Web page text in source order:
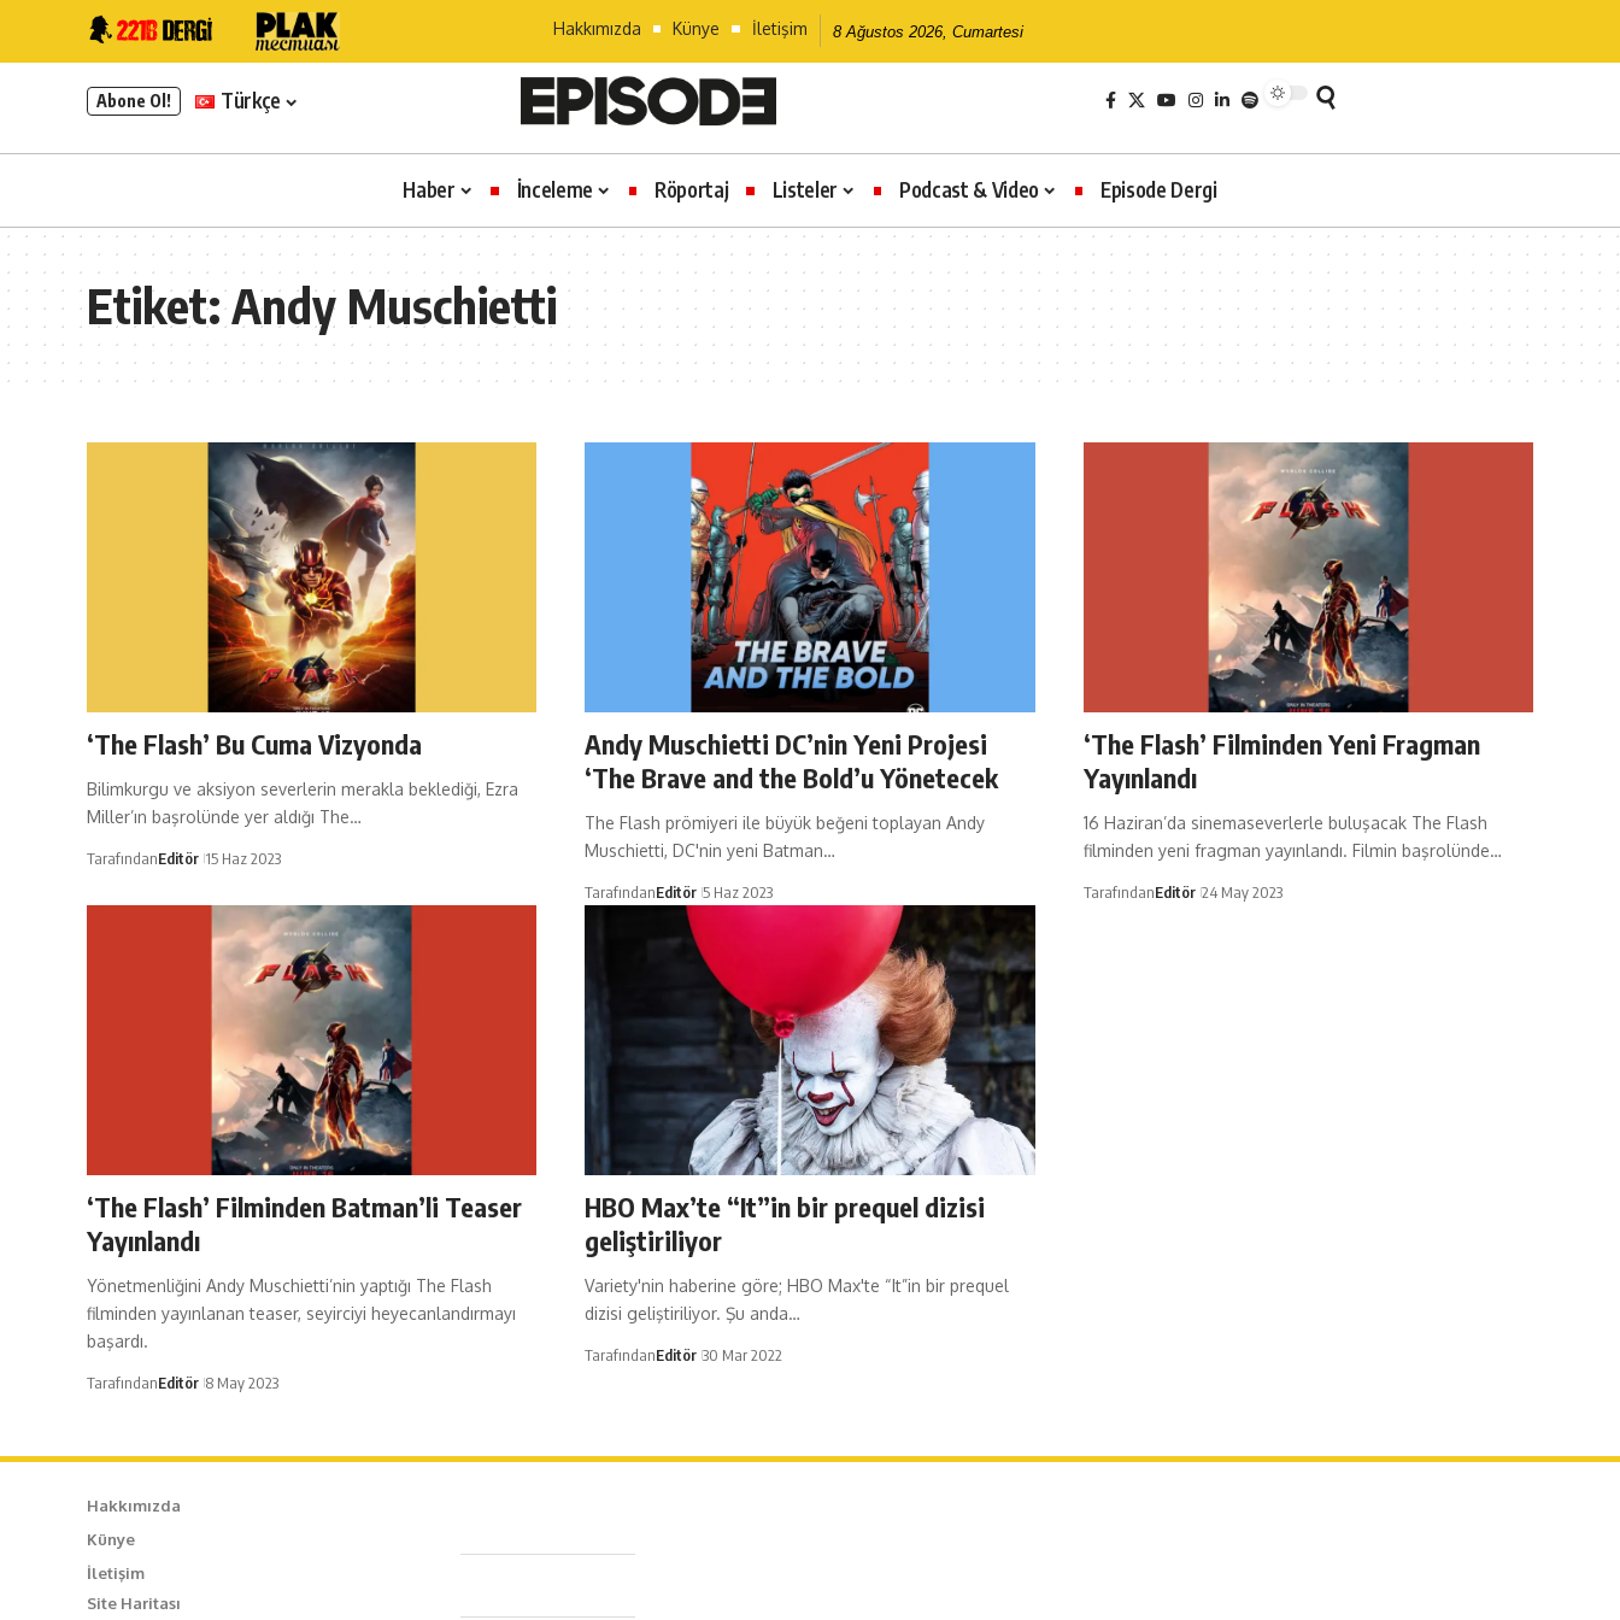
Hakkımızda Künye İletişim 8 Ağustos 2026, Cumartesi
Abone Ol! Türkçe
Haber İnceleme Röportaj Listeler Podcast & Video Episode Dergi
Etiket:Andy Muschietti
‘The Flash’ Bu Cuma Vizyonda
Bilimkurgu ve aksiyon severlerin merakla beklediği, Ezra
Miller’ın başrolünde yer aldığı The…
TarafındanEditör 15 Haz 2023
Andy Muschietti DC’nin Yeni Projesi
‘The Brave and the Bold’u Yönetecek
The Flash prömiyeri ile büyük beğeni toplayan Andy
Muschietti, DC'nin yeni Batman…
TarafındanEditör 5 Haz 2023
‘The Flash’ Filminden Yeni Fragman
Yayınlandı
16 Haziran’da sinemaseverlerle buluşacak The Flash
filminden yeni fragman yayınlandı. Filmin başrolünde…
TarafındanEditör 24 May 2023
‘The Flash’ Filminden Batman’li Teaser
Yayınlandı
Yönetmenliğini Andy Muschietti’nin yaptığı The Flash
filminden yayınlanan teaser, seyirciyi heyecanlandırmayı
başardı.
TarafındanEditör 8 May 2023
HBO Max’te “It”in bir prequel dizisi
geliştiriliyor
Variety'nin haberine göre; HBO Max'te “It”in bir prequel
dizisi geliştiriliyor. Şu anda…
TarafındanEditör 30 Mar 2022
Hakkımızda
Künye
İletişim
Site Haritası
Caferağa Mah. Dr. Şakir Paşa Sok. No3/A Kadıköy İstanbul